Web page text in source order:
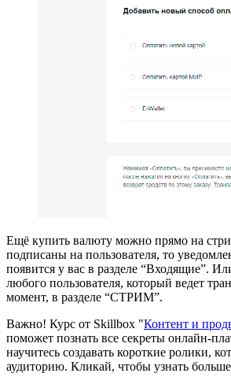
Ещё купить валюту можно прямо на
подписаны на пользователя, то
появится у вас в разделе “Входящие”.
любого пользователя, который ведет
момент, в разделе “СТРИМ”.
Важно! Курс от Skillbox "Контент и
поможет познать все секреты онлайн-
научитесь создавать короткие ролики,
аудиторию. Кликай, чтобы узнать больше